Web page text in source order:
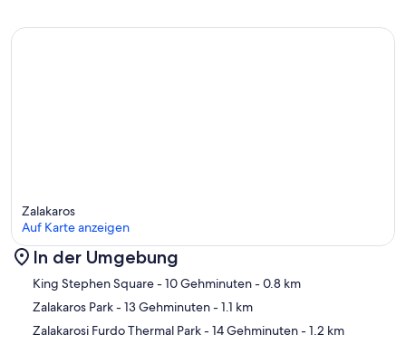
Karte
Zalakaros
Auf Karte anzeigen
In der Umgebung
King Stephen Square- 10 Gehminuten- 0.8 km
Zalakaros Park- 13 Gehminuten- 1.1 km
Zalakarosi Furdo Thermal Park- 14 Gehminuten- 1.2 km